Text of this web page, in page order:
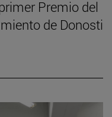
Premio del
de Donosti